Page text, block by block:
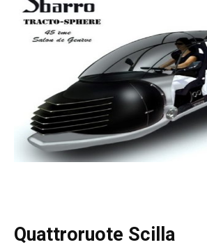
Quattroruote Scilla